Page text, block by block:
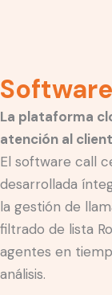
La plataforma
atención al
El software call
desarrollada
la gestión de
filtrado de lista
agentes en
análisis.